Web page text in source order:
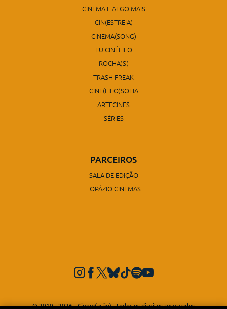
CINEMA E ALGO MAIS
CIN(ESTREIA)
CINEMA(SONG)
EU CINÉFILO
ROCHA)S(
TRASH FREAK
CINE(FILO)SOFIA
ARTECINES
SÉRIES
PARCEIROS
SALA DE EDIÇÃO
TOPÁZIO CINEMAS
© 2010 - 2026 - Cinem(ação) - todos os direitos reservados